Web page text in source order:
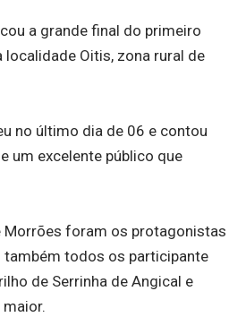
a grande final do primeiro
localidade Oitis, zona rural de
no último dia de 06 e contou
um excelente público que
Morrões foram os protagonistas
também todos os participante
de Serrinha de Angical e